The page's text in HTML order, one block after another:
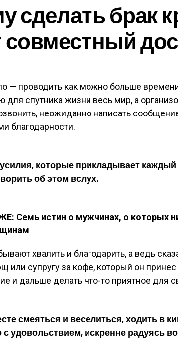
сделать брак
совместный
— проводить как можно больше
для спутника жизни весь мир, а
неожиданно написать
благодарности.
которые прикладывает
об этом вслух.
Семь истин о мужчинах, о которых
хвалить и благодарить, а ведь
или супругу за кофе, который он
и дальше делать что-то приятное для
смеяться и веселиться, ходить в
с удовольствием, искренне радуясь